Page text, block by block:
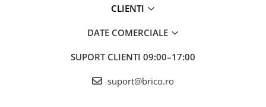
CLIENTI
DATE COMERCIALE
SUPORT CLIENTI 09:00–17:00
suport@brico.ro